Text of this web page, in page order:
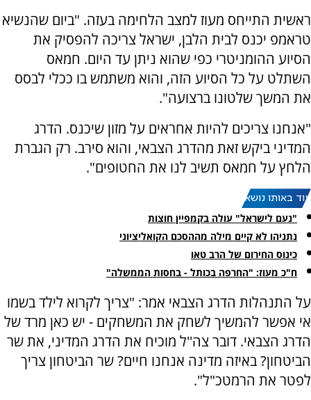
ראשית התייחס מעוז למצב הלחימה בעזה. "ביום שהנשיא
טראמפ יכנס לבית הלבן, ישראל צריכה להפסיק את
הסיוע ההומניטרי כפי שהוא ניתן עד היום. חמאס
השתלט על כל הסיוע הזה, והוא משתמש בו ככלי לבסס
את המשך שלטונו ברצועה".
"אנחנו צריכים להיות אחראים על מזון שיכנס. הדרג
המדיני ביקש זאת מהדרג הצבאי, והוא סירב. רק הגברת
הלחץ על חמאס תשיב לנו את החטופים".
עוד באותו נושא:
"נעם לישראל" עולה בקמפיין חוצות
נתניהו לא קיים מילה מההסכם הקואליציוני
כינוס החירום של הרב טאו
ח"כ מעוז: "החרפה בכותל - בחסות הממשלה"
על התנהלות הדרג הצבאי אמר: "צריך לקרוא לילד בשמו
אי אפשר להמשיך לשחק את המשחקים - יש כאן מרד של
הדרג הצבאי. דובר צה''ל מוכיח את הדרג המדיני, את שר
הביטחון? באיזה מדינה אנחנו חיים? שר הביטחון צריך
לפטר את הרמטכ"ל".